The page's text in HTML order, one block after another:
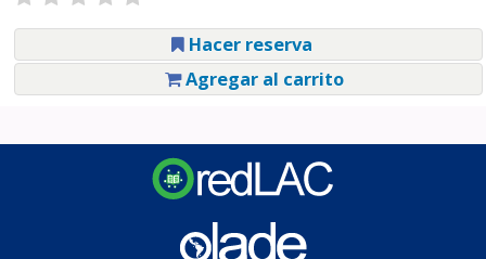
Hacer reserva
Agregar al carrito